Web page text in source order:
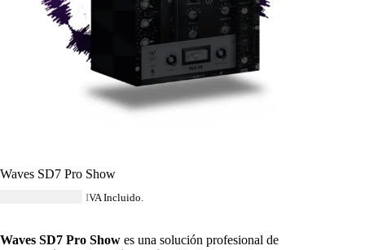
Waves SD7 Pro Show
IVA Incluido.
Waves SD7 Pro Show es una solución profesional de